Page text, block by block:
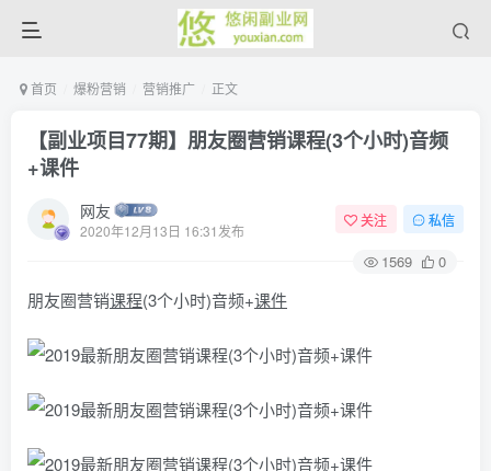
首页 爆粉营销 营销推广 正文
【副业项目77期】朋友圈营销课程(3个小时)音频
+课件
网友
2020年12月13日 16:31发布
关注 私信
1569 0
朋友圈营销课程(3个小时)音频+课件